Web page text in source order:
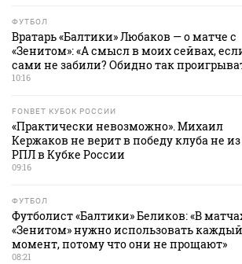
ФУТБОЛ
Вратарь «Балтики» Любаков — о матче с
«Зенитом»: «А смысл в моих сейвах,
сами не забили? Обидно так
10:16
FONBET КУБОК РОССИИ
«Практически невозможно». Михаил
Кержаков не верит в победу клуба не из
РПЛ в Кубке России
09:16
ФУТБОЛ
Футболист «Балтики» Беликов: «В
«Зенитом» нужно использовать каждый
момент, потому что они не прощают»
08:21